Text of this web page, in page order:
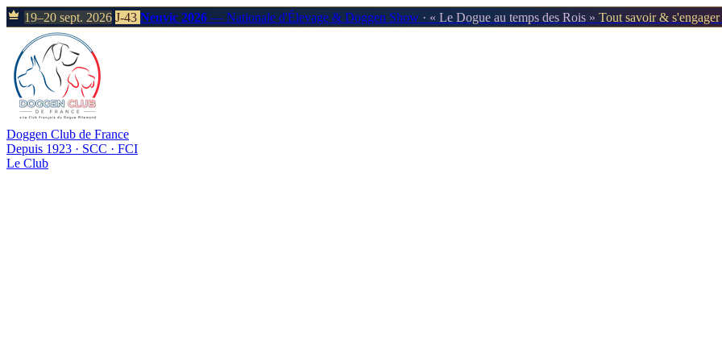
19–20 sept. 2026 J-43 Neuvic 2026 — Nationale d'Élevage & Doggen Show · « Le Dogue au temps des Rois » Tout savoir &
Doggen Club de France
Depuis 1923 · SCC · FCI
Le Club